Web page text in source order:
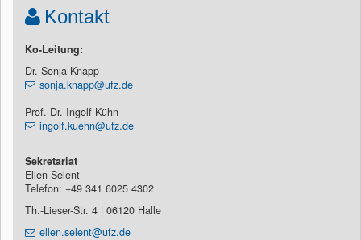
Kontakt
Ko-Leitung:
Dr. Sonja Knapp
sonja.knapp@ufz.de
Prof. Dr. Ingolf Kühn
ingolf.kuehn@ufz.de
Sekretariat
Ellen Selent
Telefon: +49 341 6025 4302
Th.-Lieser-Str. 4 | 06120 Halle
ellen.selent@ufz.de